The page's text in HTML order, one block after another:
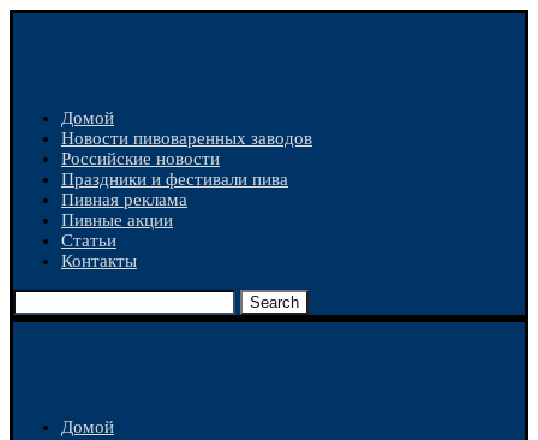
Домой
Новости пивоваренных заводов
Российские новости
Праздники и фестивали пива
Пивная реклама
Пивные акции
Статьи
Контакты
Search
Домой